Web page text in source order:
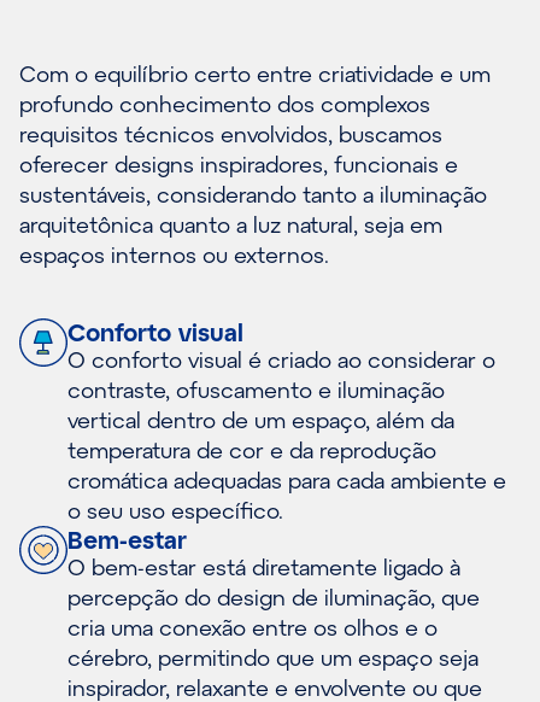
Com o equilíbrio certo entre criatividade e um
profundo conhecimento dos complexos
requisitos técnicos envolvidos, buscamos
oferecer designs inspiradores, funcionais e
sustentáveis, considerando tanto a iluminação
arquitetônica quanto a luz natural, seja em
espaços internos ou externos.
Conforto visual
O conforto visual é criado ao considerar o
contraste, ofuscamento e iluminação
vertical dentro de um espaço, além da
temperatura de cor e da reprodução
cromática adequadas para cada ambiente e
o seu uso específico.
Bem-estar
O bem-estar está diretamente ligado à
percepção do design de iluminação, que
cria uma conexão entre os olhos e o
cérebro, permitindo que um espaço seja
inspirador, relaxante e envolvente ou que